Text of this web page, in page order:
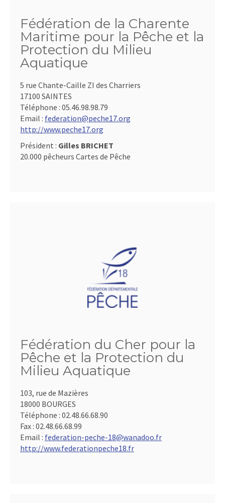
Fédération de la Charente
Maritime pour la Pêche et la
Protection du Milieu
Aquatique
5 rue Chante-Caille ZI des Charriers
17100 SAINTES
Téléphone : 05.46.98.98.79
Email : federation@peche17.org
http://www.peche17.org
Président : Gilles BRICHET
20.000 pêcheurs Cartes de Pêche
Fédération du Cher pour la
Pêche et la Protection du
Milieu Aquatique
103, rue de Mazières
18000 BOURGES
Téléphone : 02.48.66.68.90
Fax : 02.48.66.68.99
Email : federation-peche-18@wanadoo.fr
http://www.federationpeche18.fr